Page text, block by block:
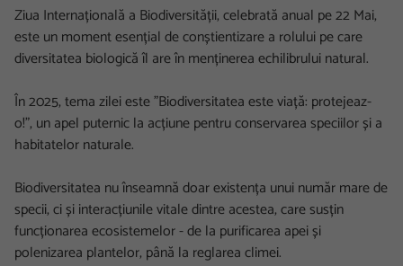
Ziua Internațională a Biodiversității, celebrată anual pe 22 Mai,
este un moment esențial de conștientizare a rolului pe care
diversitatea biologică îl are în menținerea echilibrului natural.
În 2025, tema zilei este ”Biodiversitatea este viață: protejeaz-
o!”, un apel puternic la acțiune pentru conservarea speciilor și a
habitatelor naturale.
Biodiversitatea nu înseamnă doar existența unui număr mare de
specii, ci și interacțiunile vitale dintre acestea, care susțin
funcționarea ecosistemelor - de la purificarea apei și
polenizarea plantelor, până la reglarea climei.